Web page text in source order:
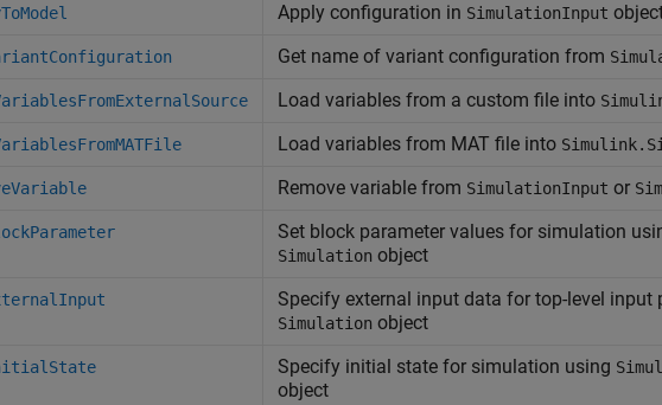
Apply configuration in SimulationInput
Get name of variant configuration from
Load variables from a custom file into
Load variables from MAT file into
Remove variable from SimulationInput or
Set block parameter values for simulation
Simulation object
Specify external input data for top-level input
Simulation object
Specify initial state for simulation using
object